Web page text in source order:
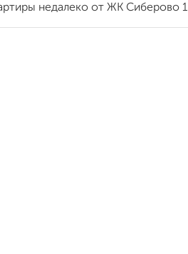
недалеко от ЖК Сиберово 1